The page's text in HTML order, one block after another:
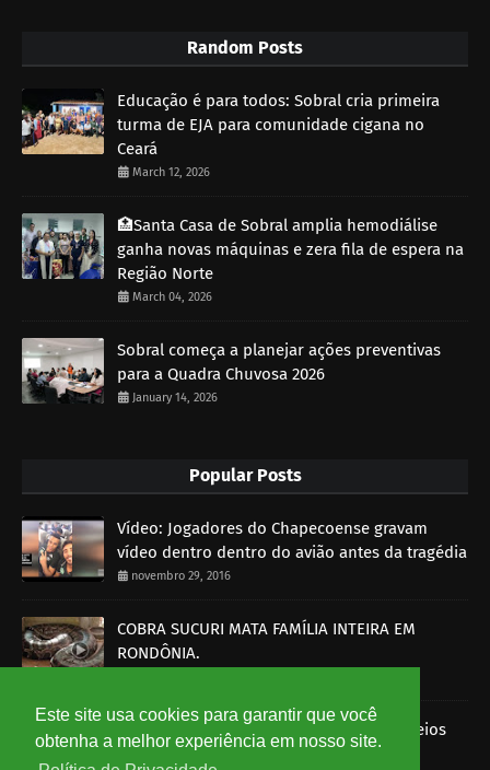
Este site usa cookies para garantir que você
obtenha a melhor experiência em nosso site.
Random Posts
Educação é para todos: Sobral cria primeira
turma de EJA para comunidade cigana no
Ceará
March 12, 2026
🏥Santa Casa de Sobral amplia hemodiálise
ganha novas máquinas e zera fila de espera na
Região Norte
March 04, 2026
Sobral começa a planejar ações preventivas
para a Quadra Chuvosa 2026
January 14, 2026
Popular Posts
Vídeo: Jogadores do Chapecoense gravam
vídeo dentro dentro do avião antes da tragédia
novembro 29, 2016
COBRA SUCURI MATA FAMÍLIA INTEIRA EM
RONDÔNIA.
Imagens mostram funcionários dos Correios
roubando encomendas